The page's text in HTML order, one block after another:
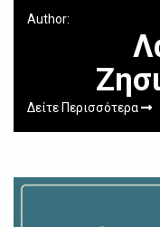
Author:
Δείτε Περισσότερα